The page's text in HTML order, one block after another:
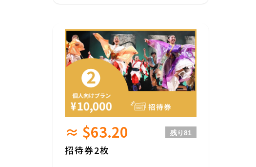
≈ $63.20 残り81
招待券2枚